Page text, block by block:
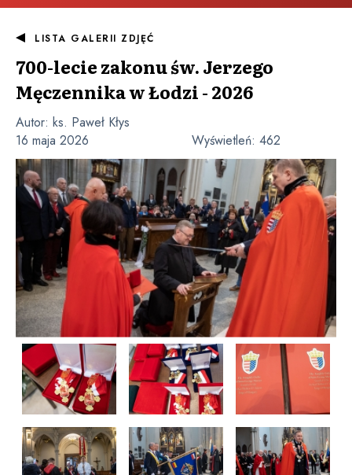
LISTA GALERII ZDJĘĆ
700-lecie zakonu św. Jerzego
Męczennika w Łodzi - 2026
Autor: ks. Paweł Kłys
16 maja 2026
Wyświetleń: 462